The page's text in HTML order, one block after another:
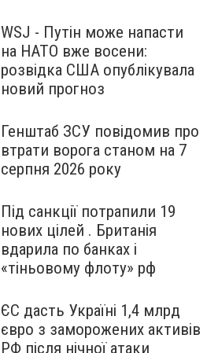
WSJ - Путін може напасти
на НАТО вже восени:
розвідка США опублікувала
новий прогноз
Генштаб ЗСУ повідомив про
втрати ворога станом на 7
серпня 2026 року
Під санкції потрапили 19
нових цілей . Британія
вдарила по банках і
«тіньовому флоту» рф
ЄС дасть Україні 1,4 млрд
євро з заморожених активів
РФ після нічної атаки